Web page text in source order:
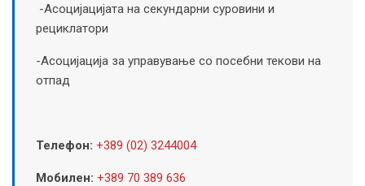
-Асоцијацијата на секундарни суровини и
рециклатори
-Асоцијација за управување со посебни текови на
отпад
Телефон: +389 (02) 3244004
Мобилен: +389 70 389 636